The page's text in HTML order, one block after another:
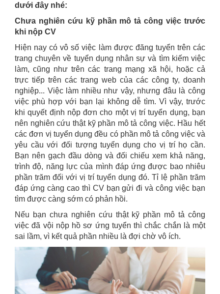
dưới đây nhé:
Chưa nghiên cứu kỹ phần mô tả công việc trước
khi nộp CV
Hiện nay có vô số việc làm được đăng tuyển trên các
trang chuyên về tuyển dụng nhân sự và tìm kiếm việc
làm, cũng như trên các trang mạng xã hội, hoặc cả
trực tiếp trên các trang web của các công ty, doanh
nghiệp... Việc làm nhiều như vậy, nhưng đâu là công
việc phù hợp với bạn lại không dễ tìm. Vì vậy, trước
khi quyết định nộp đơn cho một vị trí tuyển dụng, bạn
nên nghiên cứu thật kỹ phần mô tả công việc. Hầu hết
các đơn vị tuyển dụng đều có phần mô tả công việc và
yêu cầu với đối tượng tuyển dụng cho vị trí họ cần.
Bạn nên gạch đầu dòng và đối chiếu xem khả năng,
trình độ, năng lực của mình đáp ứng được bao nhiêu
phần trăm đối với vị trí tuyển dụng đó. Tỉ lệ phần trăm
đáp ứng càng cao thì CV bạn gửi đi và công việc bạn
tìm được càng sớm có phản hồi.
Nếu bạn chưa nghiên cứu thật kỹ phần mô tả công
việc đã vội nộp hồ sơ ứng tuyển thì chắc chắn là một
sai lầm, vì kết quả phần nhiều là đợi chờ vô ích.